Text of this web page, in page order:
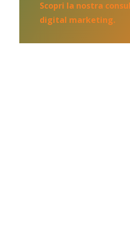
Scopri la nostra
digital marketing.